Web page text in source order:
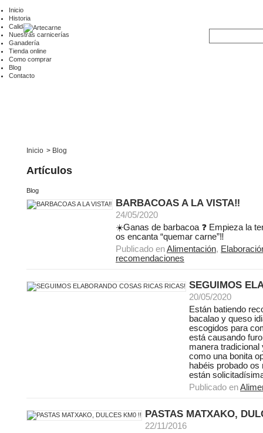
Inicio
Historia
Calidad
Nuestras carnicerías
Ganadería
Tienda online
Como comprar
Blog
Contacto
Inicio > Blog
Artículos
Blog
BARBACOAS A LA VISTA‼️
24/05/2020
☀️Ganas de barbacoa ❓ Empieza la
os encanta “quemar carne”‼️
Publicado enAlimentación,
recomendaciones
SEGUIMOS
20/05/2020
Están batiendo
bacalao y queso
escogidos para
está causando
manera tradicional
como una bonita
habéis probado
están
Publicado en
PASTAS MATXAKO,
22/11/2016